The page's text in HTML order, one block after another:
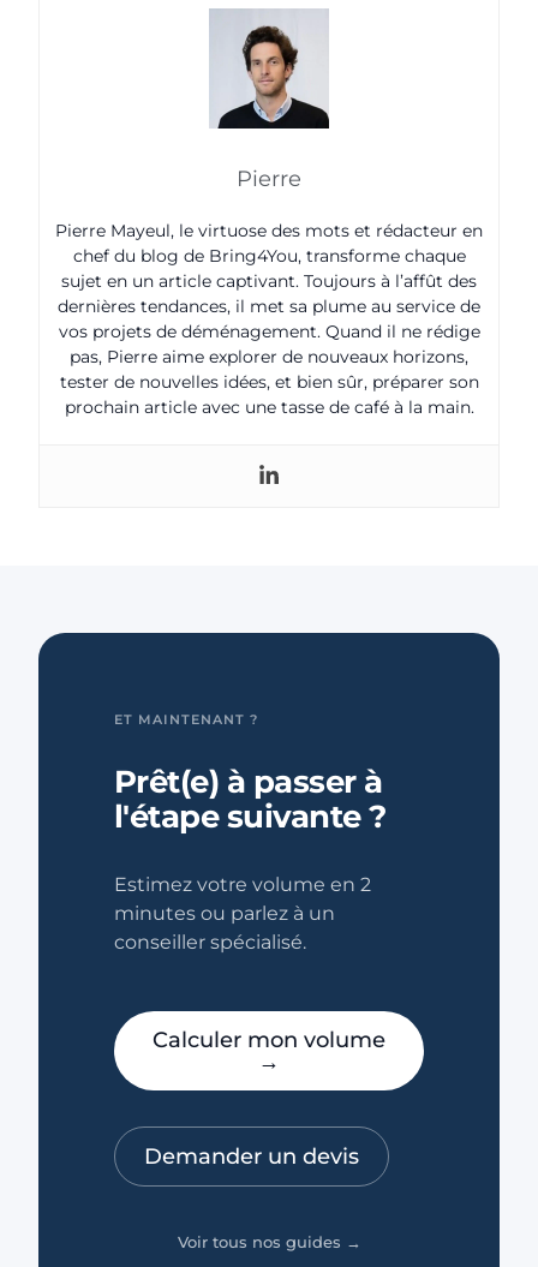
Pierre
Pierre Mayeul, le virtuose des mots et rédacteur en
chef du blog de Bring4You, transforme chaque
sujet en un article captivant. Toujours à l’affût des
dernières tendances, il met sa plume au service de
vos projets de déménagement. Quand il ne rédige
pas, Pierre aime explorer de nouveaux horizons,
tester de nouvelles idées, et bien sûr, préparer son
prochain article avec une tasse de café à la main.
ET MAINTENANT ?
Prêt(e) à passer à
l'étape suivante ?
Estimez votre volume en 2
minutes ou parlez à un
conseiller spécialisé.
Calculer mon volume
→
Demander un devis
Voir tous nos guides →